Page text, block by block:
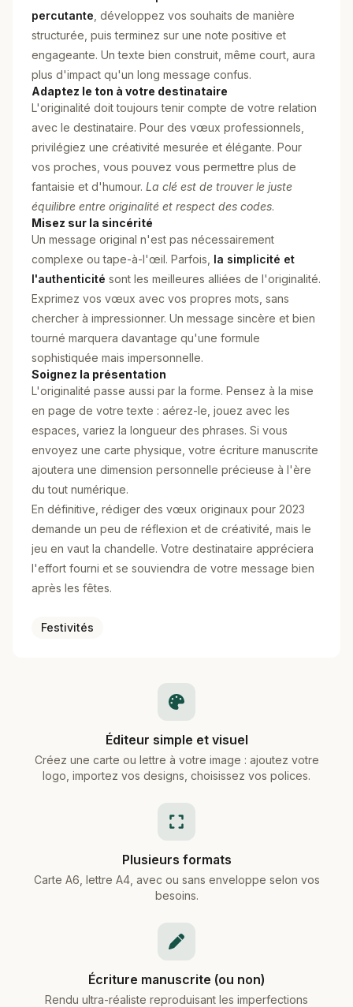
percutante , développez vos souhaits de manière
structurée, puis terminez sur une note positive et
engageante. Un texte bien construit, même court, aura
plus d'impact qu'un long message confus.
Adaptez le ton à votre destinataire
L'originalité doit toujours tenir compte de votre relation
avec le destinataire. Pour des vœux professionnels,
privilégiez une créativité mesurée et élégante. Pour
vos proches, vous pouvez vous permettre plus de
fantaisie et d'humour. La clé est de trouver le juste
équilibre entre originalité et respect des codes.
Misez sur la sincérité
Un message original n'est pas nécessairement
complexe ou tape-à-l'œil. Parfois, la simplicité et
l'authenticité sont les meilleures alliées de l'originalité.
Exprimez vos vœux avec vos propres mots, sans
chercher à impressionner. Un message sincère et bien
tourné marquera davantage qu'une formule
sophistiquée mais impersonnelle.
Soignez la présentation
L'originalité passe aussi par la forme. Pensez à la mise
en page de votre texte : aérez-le, jouez avec les
espaces, variez la longueur des phrases. Si vous
envoyez une carte physique, votre écriture manuscrite
ajoutera une dimension personnelle précieuse à l'ère
du tout numérique.
En définitive, rédiger des vœux originaux pour 2023
demande un peu de réflexion et de créativité, mais le
jeu en vaut la chandelle. Votre destinataire appréciera
l'effort fourni et se souviendra de votre message bien
après les fêtes.
Festivités
Éditeur simple et visuel
Créez une carte ou lettre à votre image : ajoutez votre
logo, importez vos designs, choisissez vos polices.
Plusieurs formats
Carte A6, lettre A4, avec ou sans enveloppe selon vos
besoins.
Écriture manuscrite (ou non)
Rendu ultra-réaliste reproduisant les imperfections